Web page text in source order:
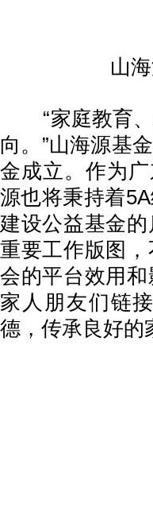
山
“家庭教育、
向。”山海源基
金成立。作为
源也将秉持着
建设公益基金
重要工作版图
会的平台效用
家人朋友们链
德，传承良好的